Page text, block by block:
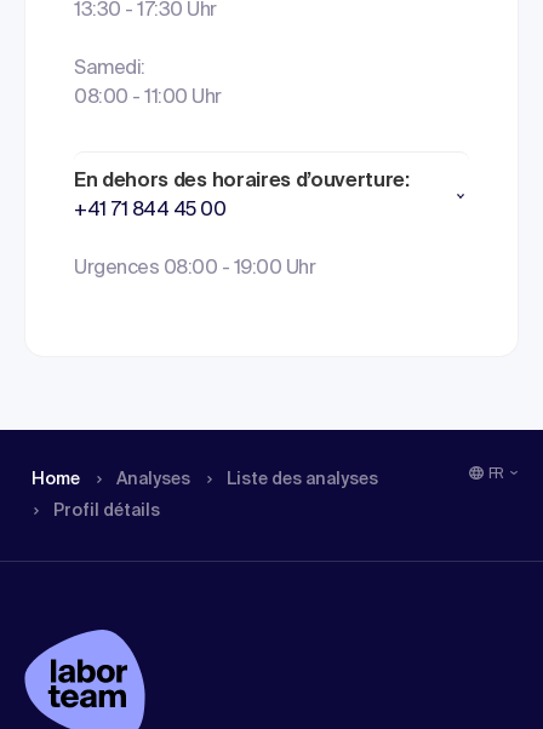
13:30 - 17:30 Uhr
Samedi:
08:00 - 11:00 Uhr
En dehors des horaires d’ouverture:
+41 71 844 45 00
Urgences 08:00 - 19:00 Uhr
Home Analyses
Liste des analyses
Profil détails
FR